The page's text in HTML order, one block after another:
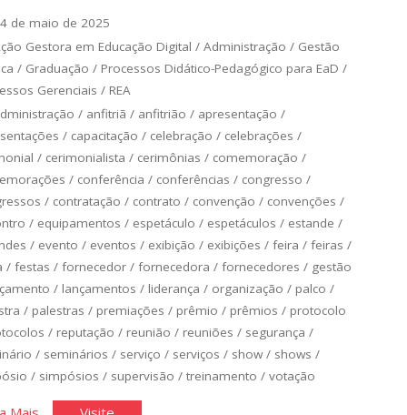
de maio de 2025
Gestora em Educação Digital /Administração / Gestão
/ Graduação / Processos Didático-Pedagógico para EaD /
Gerenciais / REA
/ anfitriã / anfitrião / apresentação /
/ capacitação / celebração / celebrações /
/ cerimonialista / cerimônias / comemoração /
/ conferência / conferências / congresso /
/ contratação / contrato / convenção / convenções /
/ equipamentos / espetáculo / espetáculos / estande /
/ evento / eventos / exibição / exibições / feira / feiras /
/ festas / fornecedor/ fornecedora / fornecedores / gestão
/ lançamentos / liderança / organização / palco /
/ palestras / premiações / prêmio / prêmios / protocolo
/ reputação / reunião / reuniões / segurança /
/ seminários / serviço / serviços / show/ shows /
/ simpósios / supervisão / treinamento / votação